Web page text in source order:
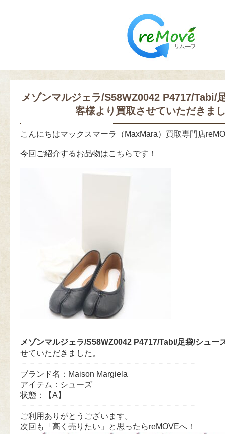
メゾンマルジェラ/S58WZ0042 P4717/Tabi/
客様より買取させていただきま
こんにちはマックスマーラ（MaxMara）買取専門店
今回ご紹介するお品物はこちらです！
メゾンマルジェラ/S58WZ0042 P4717/Tabi/足袋/シュー
せていただきました。
－－－－－－－－－－－－－－－－－－－－－－
ブランド名：Maison Margiela
アイテム：シューズ
状態：【A】
－－－－－－－－－－－－－－－－－－－－－－
ご利用ありがとうございます。
次回も「高く売りたい」と思ったらreMOVEへ！